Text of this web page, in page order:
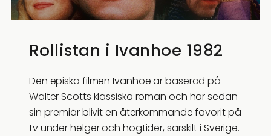
Rollistan i Ivanhoe 1982
Den episka filmen Ivanhoe är baserad på
Walter Scotts klassiska roman och har sedan
sin premiär blivit en återkommande favorit på
tv under helger och högtider, särskilt i Sverige.